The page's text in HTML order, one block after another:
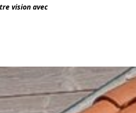
vision avec